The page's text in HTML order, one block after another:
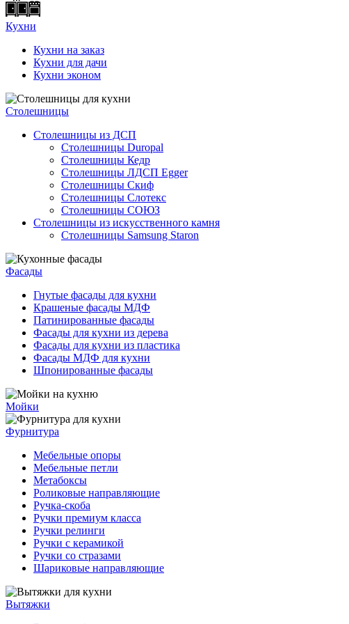
Кухни
Кухни на заказ
Кухни для дачи
Кухни эконом
Cтолешницы
Столешницы из ДСП
Столешницы Duropal
Столешницы Кедр
Столешницы ЛДСП Egger
Столешницы Скиф
Столешницы Слотекс
Столешницы СОЮЗ
Столешницы из искусственного камня
Столешницы Samsung Staron
Фасады
Гнутые фасады для кухни
Крашеные фасады МДФ
Патинированные фасады
Фасады для кухни из дерева
Фасады для кухни из пластика
Фасады МДФ для кухни
Шпонированные фасады
Мойки
Фурнитура
Мебельные опоры
Мебельные петли
Метабоксы
Роликовые направляющие
Ручка-скоба
Ручки премиум класса
Ручки релинги
Ручки с керамикой
Ручки со стразами
Шариковые направляющие
Вытяжки